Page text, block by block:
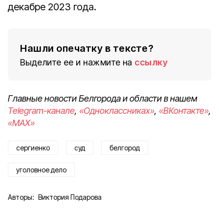
декабре 2023 года.
Нашли опечатку в тексте?
Выделите ее и нажмите на ссылку
Главные новости Белгорода и области в нашем
Telegram-канале, «Одноклассниках», «ВКонтакте»,
«MAX»
сергиенко суд белгород
уголовное дело
Авторы: Виктория Подарова